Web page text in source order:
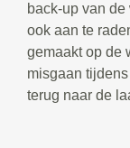
back-up van de
ook aan te
gemaakt op de
misgaan
terug naar de